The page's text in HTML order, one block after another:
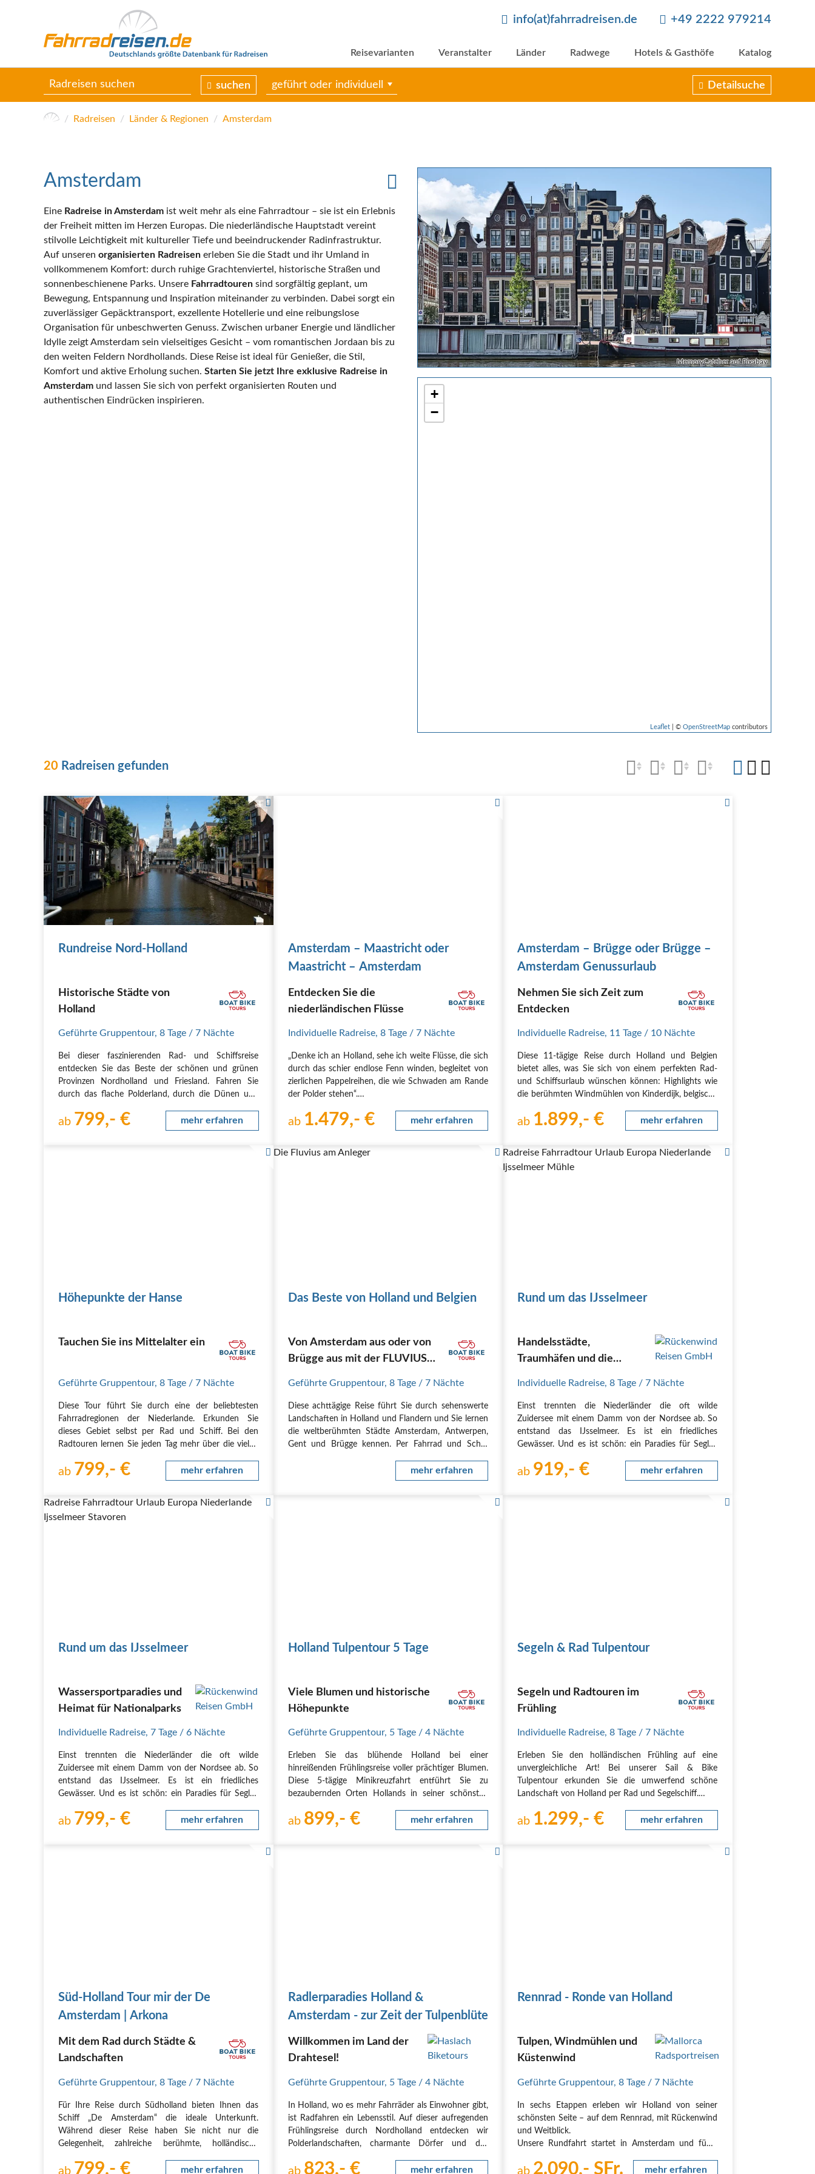
info(at)fahrradreisen.de +49 2222 979214
Reisevarianten Veranstalter Länder Radwege Hotels & Gasthöfe Katalog
suchen geführt oder individuell Detailsuche
Radreisen Länder & Regionen Amsterdam
MemoryCatcher auf Pixabay
+
−
Leaflet | © OpenStreetMap contributors
Amsterdam
Eine Radreise in Amsterdam ist weit mehr als eine Fahrradtour – sie ist ein Erlebnis
der Freiheit mitten im Herzen Europas. Die niederländische Hauptstadt vereint
stilvolle Leichtigkeit mit kultureller Tiefe und beeindruckender Radinfrastruktur.
Auf unseren organisierten Radreisen erleben Sie die Stadt und ihr Umland in
vollkommenem Komfort: durch ruhige Grachtenviertel, historische Straßen und
sonnenbeschienene Parks. Unsere Fahrradtouren sind sorgfältig geplant, um
Bewegung, Entspannung und Inspiration miteinander zu verbinden. Dabei sorgt ein
zuverlässiger Gepäcktransport, exzellente Hotellerie und eine reibungslose
Organisation für unbeschwerten Genuss. Zwischen urbaner Energie und ländlicher
Idylle zeigt Amsterdam sein vielseitiges Gesicht – vom romantischen Jordaan bis zu
den weiten Feldern Nordhollands. Diese Reise ist ideal für Genießer, die Stil,
Komfort und aktive Erholung suchen. Starten Sie jetzt Ihre exklusive Radreise in
Amsterdam und lassen Sie sich von perfekt organisierten Routen und
authentischen Eindrücken inspirieren.
20 Radreisen gefunden
Rundreise Nord-Holland
Historische Städte von
Holland
Geführte Gruppentour, 8 Tage / 7 Nächte
Bei dieser faszinierenden Rad- und Schiffsreise
entdecken Sie das Beste der schönen und grünen
Provinzen Nordholland und Friesland. Fahren Sie
durch das flache Polderland, durch die Dünen und
Nordseeküste, vorbei an historischen Windmühlen,
ab 799,- € mehr erfahren
Amsterdam – Maastricht oder
Maastricht – Amsterdam
Entdecken Sie die
niederländischen Flüsse
Individuelle Radreise, 8 Tage / 7 Nächte
„Denke ich an Holland, sehe ich weite Flüsse, die sich
durch das schier endlose Fenn winden, begleitet von
zierlichen Pappelreihen, die wie Schwaden am Rande
der Polder stehen“.
niederländischen Dichters Hendrik Marsman
beschreiben nur zu gut diese wunderbare…
ab 1.479,- € mehr erfahren
Amsterdam – Brügge oder Brügge –
Amsterdam Genussurlaub
Nehmen Sie sich Zeit zum
Entdecken
Individuelle Radreise, 11 Tage / 10 Nächte
Diese 11-tägige Reise durch Holland und Belgien
bietet alles, was Sie sich von einem perfekten Rad-
und Schiffsurlaub wünschen können: Highlights wie
die berühmten Windmühlen von Kinderdijk, belgische
Antwerpen, Gent und Brügge, persönliche
ab 1.899,- € mehr erfahren
Höhepunkte der Hanse
Tauchen Sie ins Mittelalter ein
Geführte Gruppentour, 8 Tage / 7 Nächte
Diese Tour führt Sie durch eine der beliebtesten
Fahrradregionen der Niederlande. Erkunden Sie
dieses Gebiet selbst per Rad und Schiff. Bei den
Radtouren lernen Sie jeden Tag mehr über die vielen
Flusslandschaften und vielfältigen Naturgebiete.
ab 799,- € mehr erfahren
Die Fluvius am Anleger
Das Beste von Holland und Belgien
Von Amsterdam aus oder von
Brügge aus mit der FLUVIUS
Geführte Gruppentour, 8 Tage / 7 Nächte
Diese achttägige Reise führt Sie durch sehenswerte
Landschaften in Holland und Flandern und Sie lernen
die weltberühmten Städte Amsterdam, Antwerpen,
Gent und Brügge kennen. Per Fahrrad und Schiff
Landschaft in den Niederlanden, die wasserreiche
mehr erfahren
Radreise Fahrradtour Urlaub Europa Niederlande
Ijsselmeer Mühle
Rund um das IJsselmeer
Handelsstädte,
Traumhäfen und die
Individuelle Radreise,8 Tage / 7 Nächte
Einst trennten die Niederländer die oft wilde
Zuidersee mit einem Damm von der Nordsee ab. So
entstand das IJsselmeer. Es ist ein friedliches
Gewässer. Und es ist schön: ein Paradies für Segler,
der See versprüht. Paradiesisch ist die meist flache…
ab 919,- € mehr erfahren
Radreise Fahrradtour Urlaub Europa Niederlande
Ijsselmeer Stavoren
Rund um das IJsselmeer
Wassersportparadies und
Heimat für Nationalparks
Individuelle Radreise, 7 Tage / 6 Nächte
Einst trennten die Niederländer die oft wilde
Zuidersee mit einem Damm von der Nordsee ab. So
entstand das IJsselmeer. Es ist ein friedliches
Gewässer. Und es ist schön: ein Paradies für Segler,
der See versprüht. Paradiesisch ist die meist flache…
ab 799,- € mehr erfahren
Holland Tulpentour 5 Tage
Viele Blumen und historische
Höhepunkte
Geführte Gruppentour, 5 Tage / 4 Nächte
Erleben Sie das blühende Holland bei einer
hinreißenden Frühlingsreise voller prächtiger Blumen.
Diese 5-tägige Minikreuzfahrt entführt Sie zu
bezaubernden Orten Hollands in seiner schönsten
im „Garten von Amsterdam”. Genießen Sie
ab 899,- € mehr erfahren
Segeln & Rad Tulpentour
Segeln und Radtouren im
Frühling
Individuelle Radreise,8 Tage / 7 Nächte
Erleben Sie den holländischen Frühling auf eine
unvergleichliche Art! Bei unserer Sail & Bike
Tulpentour erkunden Sie die umwerfend schöne
Landschaft von Holland per Rad und Segelschiff.
durch die Landschaft radeln, spüren Sie die Freiheit,
ab 1.299,- € mehr erfahren
Süd-Holland Tour mir der De
Amsterdam | Arkona
Mit dem Rad durch Städte &
Landschaften
Geführte Gruppentour, 8 Tage / 7 Nächte
Für Ihre Reise durch Südholland bieten Ihnen das
Schiff „De Amsterdam“ die ideale Unterkunft.
Während dieser Reise haben Sie nicht nur die
Gelegenheit, zahlreiche berühmte, holländische
Sie entdecken auch andere überraschende Seiten von
ab 799,- € mehr erfahren
Radlerparadies Holland &
Amsterdam - zur Zeit der Tulpenblüte
Willkommen im Land der
Drahtesel!
Geführte Gruppentour, 5 Tage / 4 Nächte
In Holland, wo es mehr Fahrräder als Einwohner gibt,
ist Radfahren ein Lebensstil. Auf dieser aufregenden
Frühlingsreise durch Nordholland entdecken wir
Polderlandschaften, charmante Dörfer und das
die frische Nordseeluft und erkunden Amsterdam auf
ab 823,- € mehr erfahren
Rennrad - Ronde van Holland
Tulpen, Windmühlen und
Küstenwind
Geführte Gruppentour,8 Tage / 7 Nächte
In sechs Etappen erleben wir Holland von seiner
schönsten Seite – auf dem Rennrad, mit Rückenwind
und Weitblick.
Unsere Rundfahrt startet in Amsterdam und führt
historischen Festungsstadt Brielle, weiter über Inseln
ab 2.090,- SFr. mehr erfahren